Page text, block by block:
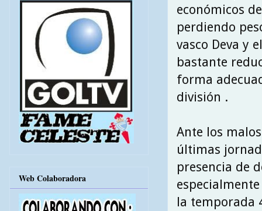
económicos
perdiendo
vasco Deva y
bastante
forma
división .
Ante los
últimas
presencia de
la temporada
Web Colaboradora